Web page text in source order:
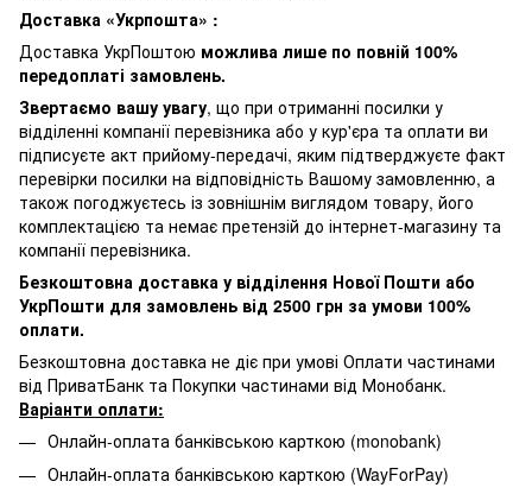
Доставка «Укрпошта» :
Доставка УкрПоштою можлива лише по повній 100%
передоплаті замовлень.
Звертаємо вашу увагу, що при отриманні посилки у
відділенні компанії перевізника або у кур'єра та оплати ви
підписуєте акт прийому-передачі, яким підтверджуєте факт
перевірки посилки на відповідність Вашому замовленню, а
також погоджуєтесь із зовнішнім виглядом товару, його
комплектацією та немає претензій до інтернет-магазину та
компанії перевізника.
Безкоштовна доставка у відділення Нової Пошти або
УкрПошти для замовлень від 2500 грн за умови 100%
оплати.
Безкоштовна доставка не діє при умові Оплати частинами
від ПриватБанк та Покупки частинами від Монобанк.
Варіанти оплати:
Онлайн-оплата банківською карткою (monobank)
Онлайн-оплата банківською карткою (WayForPay)